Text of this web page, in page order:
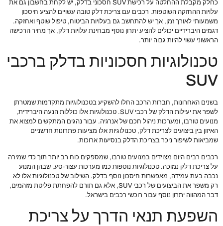
כחלק מקבלת ההחלטה על רכישת SUV חסכוני בדלק, יש לקחת בחשבון גם את
עלויות ההחזקה השוטפות. רכבים עם צריכת דלק טובה עשויים להציע חיסכון
משמעותי לאורך זמן, אך יש להתחשב גם בעלויות הביטוח, טיפול שוטף ואחזקה.
דגמים היברידיים יכולים להציע יתרון נוסף מבחינת עלויות דלק, אך מחיר הרכישה
הראשוני עשוי להיות גבוה יותר.
טכנולוגיות חסכוניות בדלק ברכבי
SUV
בשנים האחרונות, חברות הרכב החלו להשקיע בטכנולוגיות מתקדמות שמטרתן
לשפר את יעילות הדלק של רכבי SUV. טכנולוגיות אלו כוללות הנעה היברידית,
מנועים טורבו, ומערכות ניהול חכם של אנרגיה. עבור נהגים המתקשים למצוא את
האיזון בין ביצועים לצריכת דלק, טכנולוגיות אלו מציעות פתרונות חדשניים
שמביאות לשיפור ניכר בצריכת הדלק בנסיעות ארוכות.
רכבים רבים היום מצוידים במנועים טורבו, שמספקים כוח רב יותר תוך כדי שמירה
על צריכת דלק נמוכה. טכנולוגיות נוספות כמו מערכות עצור-סע, שבהן המנוע
נכבה בעת עמידה, מאפשרות חיסכון נוסף בדלק. השילוב של טכנולוגיות אלו לא
רק משפר את הביצועים של רכבי SUV, אלא גם תורם להפחתת פליטת מזהמים,
דבר המהווה יתרון נוסף עבור רוכשי רכבים בישראל.
השפעת תנאי הדרך על צריכת